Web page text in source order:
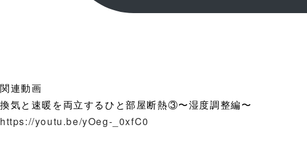
関連動画
換気と速暖を両立するひと部屋断熱③〜湿度調整編〜
https://youtu.be/yOeg-_0xfC0